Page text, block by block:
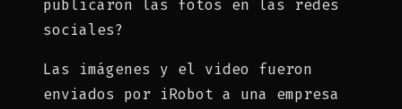
publicaron las fotos en las redes
sociales?
Las imágenes y el video fueron
enviados por iRobot a una empresa